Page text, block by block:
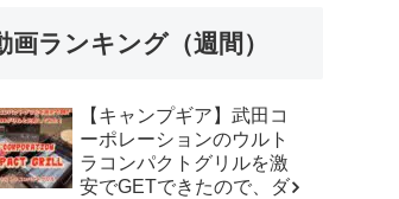
画ランキング（週間）
【キャンプギア】武田コ
ーポレーションのウルト
ラコンパクトグリルを激
安でGETできたので、ダ